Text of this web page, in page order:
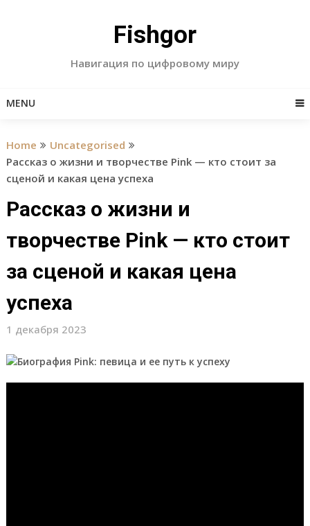
Fishgor
Навигация по цифровому миру
MENU
Home
Uncategorised
Рассказ о жизни и творчестве Pink — кто стоит за
сценой и какая цена успеха
Рассказ о жизни и
творчестве Pink — кто стоит
за сценой и какая цена
успеха
1 декабря 2023